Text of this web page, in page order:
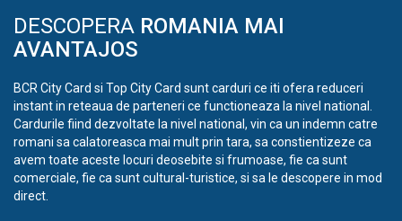
DESCOPERA ROMANIA MAI
AVANTAJOS
BCR City Card si Top City Card sunt carduri ce iti ofera reduceri
instant in reteaua de parteneri ce functioneaza la nivel national.
Cardurile fiind dezvoltate la nivel national, vin ca un indemn catre
romani sa calatoreasca mai mult prin tara, sa constientizeze ca
avem toate aceste locuri deosebite si frumoase, fie ca sunt
comerciale, fie ca sunt cultural-turistice, si sa le descopere in mod
direct.